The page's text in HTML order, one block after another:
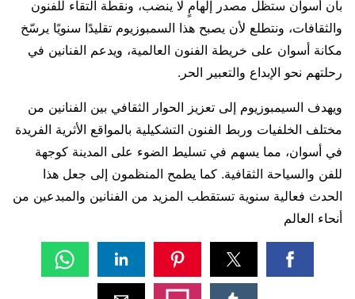
بأن أسوان ستظل مصدر إلهامٍ لا ينضب، ونقطة التقاء للفنون
والثقافات، ونتطلع لأن يصبح هذا السمبوزيوم تقليدًا سنويًا يرسّخ
مكانة أسوان على خريطة الفنون العالمية، ويدعم الفنانين في
رحلتهم نحو الإبداع والتعبير الحر.
ويهدف السيمبوزيوم إلى تعزيز الحوار الثقافي بين الفنانين من
مختلف الخلفيات وربط الفنون التشكيلية بالمواقع الأثرية الفريدة
في أسوان، مما يسهم في تسليط الضوء على المدينة كوجهة
للفن والسياحة الثقافية. كما يطمح المنظمون إلى جعل هذا
الحدث فعالية سنوية تستقطب المزيد من الفنانين والمبدعين من
أنحاء العالم